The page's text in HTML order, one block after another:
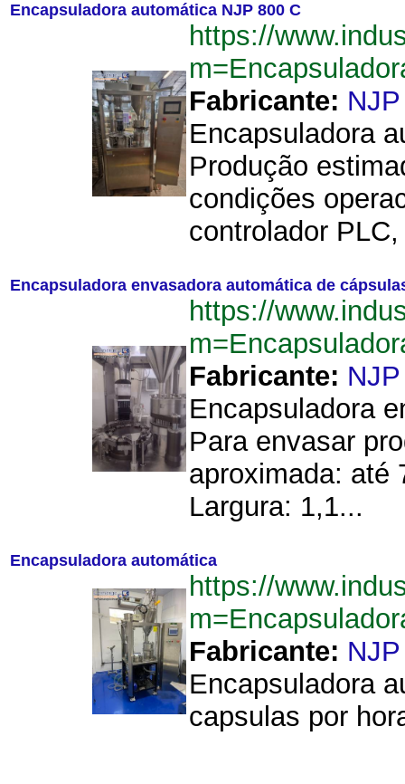
Encapsuladora automática NJP 800 C
https://
Fabricante: NJP
Encapsuladora
Produção
condições
controlador
Encapsuladora envasadora automática de
https://
Fabricante: NJP
Encapsuladora
Para envasar
aproximada: até
Largura: 1,1...
Encapsuladora automática
https://
Fabricante: NJP
Encapsuladora
capsulas por